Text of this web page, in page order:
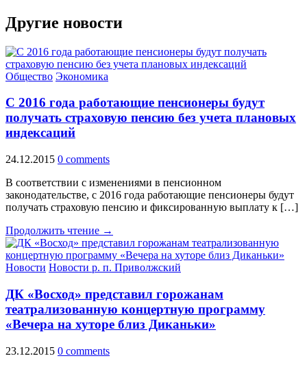
Другие новости
Общество Экономика
С 2016 года работающие пенсионеры будут
получать страховую пенсию без учета плановых
индексаций
24.12.2015 0 comments
В соответствии с изменениями в пенсионном
законодательстве, с 2016 года работающие пенсионеры будут
получать страховую пенсию и фиксированную выплату к […]
Продолжить чтение →
Новости Новости р. п. Приволжский
ДК «Восход» представил горожанам
театрализованную концертную программу
«Вечера на хуторе близ Диканьки»
23.12.2015 0 comments